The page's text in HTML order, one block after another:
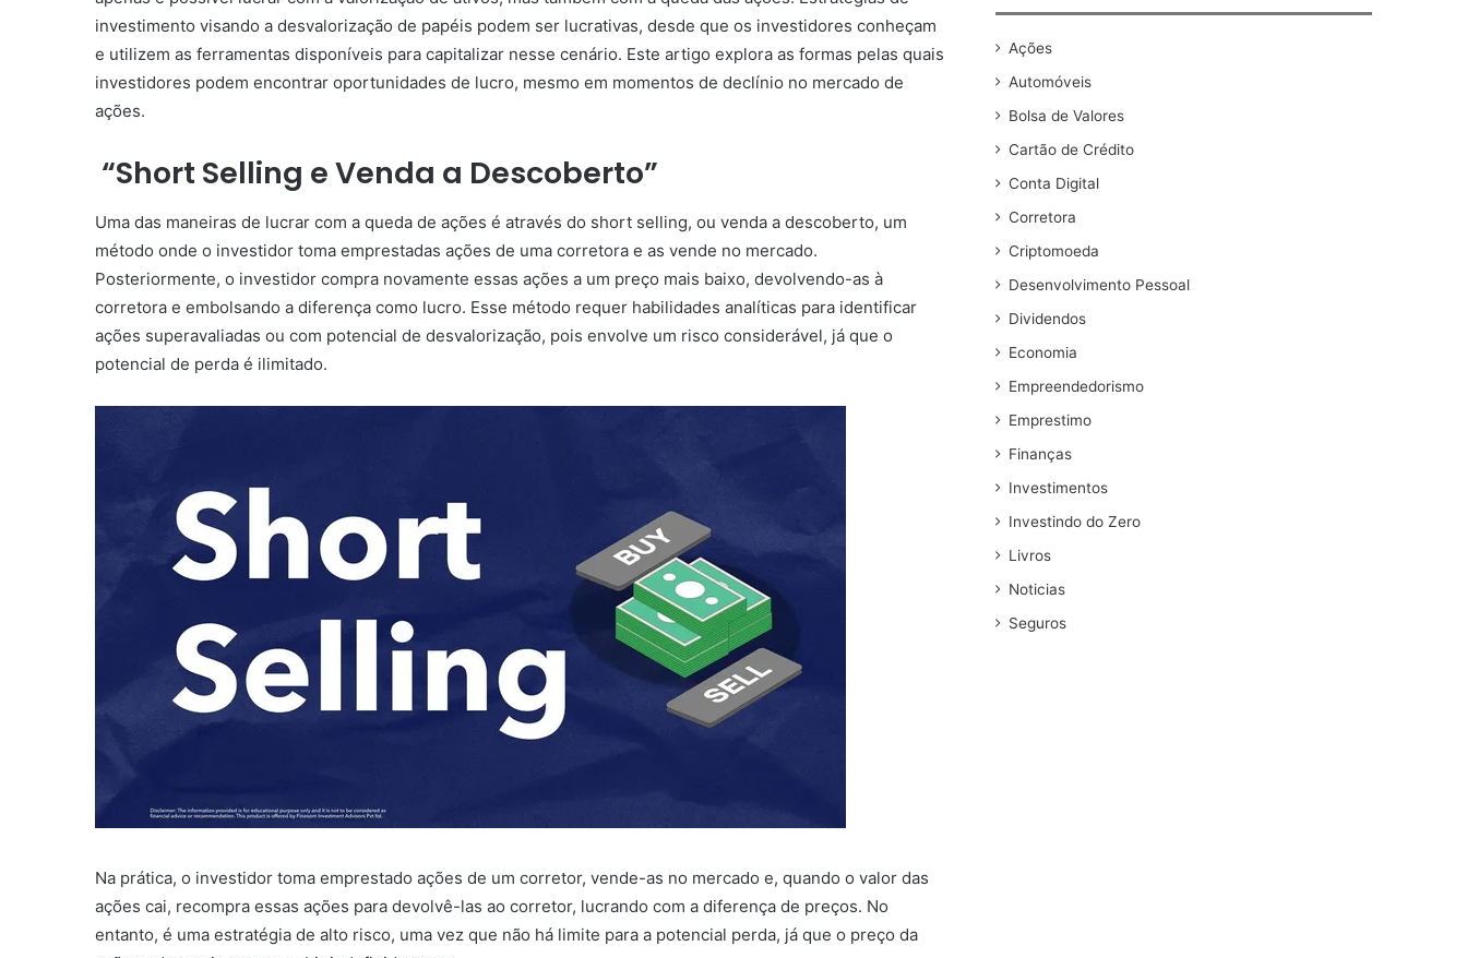
investimento visando a desvalorização de papéis podem ser lucrativas, desde que os investidores conheçam
e utilizem as ferramentas disponíveis para capitalizar nesse cenário. Este artigo explora as formas pelas quais
investidores podem encontrar oportunidades de lucro, mesmo em momentos de declínio no mercado de
ações.
“Short Selling e Venda a Descoberto”
Uma das maneiras de lucrar com a queda de ações é através do short selling, ou venda a descoberto, um
método onde o investidor toma emprestadas ações de uma corretora e as vende no mercado.
Posteriormente, o investidor compra novamente essas ações a um preço mais baixo, devolvendo-as à
corretora e embolsando a diferença como lucro. Esse método requer habilidades analíticas para identificar
ações superavaliadas ou com potencial de desvalorização, pois envolve um risco considerável, já que o
potencial de perda é ilimitado.
Na prática, o investidor toma emprestado ações de um corretor, vende-as no mercado e, quando o valor das
ações cai, recompra essas ações para devolvê-las ao corretor, lucrando com a diferença de preços. No
entanto, é uma estratégia de alto risco, uma vez que não há limite para a potencial perda, já que o preço da
Ações
Automóveis
Bolsa de Valores
Cartão de Crédito
Conta Digital
Corretora
Criptomoeda
Desenvolvimento Pessoal
Dividendos
Economia
Empreendedorismo
Emprestimo
Finanças
Investimentos
Investindo do Zero
Livros
Noticias
Seguros